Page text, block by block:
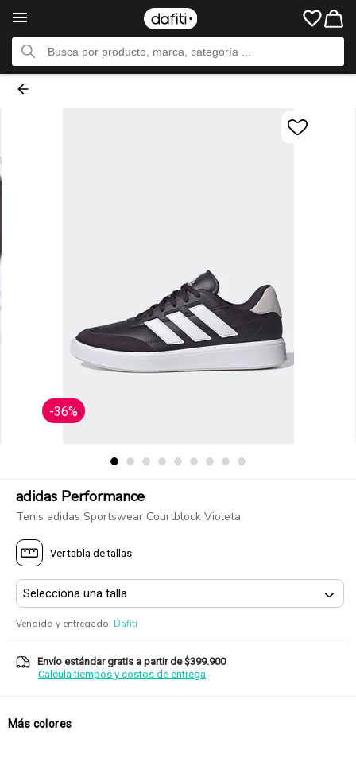
-36%
adidas Performance
Tenis adidas Sportswear Courtblock Violeta
Ver tabla de tallas
Vendido y entregado: Dafiti
Envío estándar gratis a partir de $399.900
Calcula tiempos y costos de entrega
Más colores